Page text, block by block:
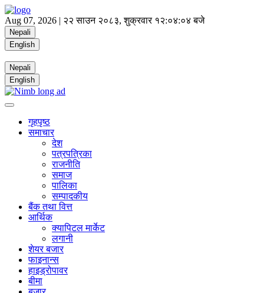
Aug 07, 2026 | २२ साउन २०८३, शुक्रवार १२:०४:०४ बजे
Nepali
English
Nepali
English
गृहपृष्ठ
समाचार
देश
पत्रपत्रिका
राजनीति
समाज
पालिका
सम्पादकीय
बैंक तथा वित्त
आर्थिक
क्यापिटल मार्केट
लगानी
शेयर बजार
फाइनान्स
हाइड्रोपावर
बीमा